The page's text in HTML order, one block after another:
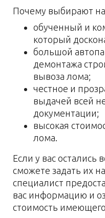
Почему выбирают
обученный и
который
большой
демонтажа
вывоза лома;
честное и
выдачей всей
документации;
высокая
лома.
Если у вас остались
сможете задать их
специалист
вас информацию и
стоимость